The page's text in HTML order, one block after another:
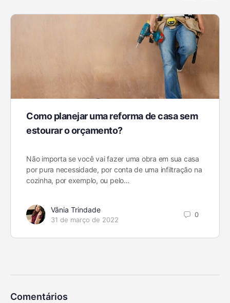
Como planejar uma reforma de casa sem
estourar o orçamento?
Não importa se você vai fazer uma obra em sua casa
por pura necessidade, por conta de uma infiltração na
cozinha, por exemplo, ou pelo…
Vânia Trindade
31 de março de 2022
0
Comentários